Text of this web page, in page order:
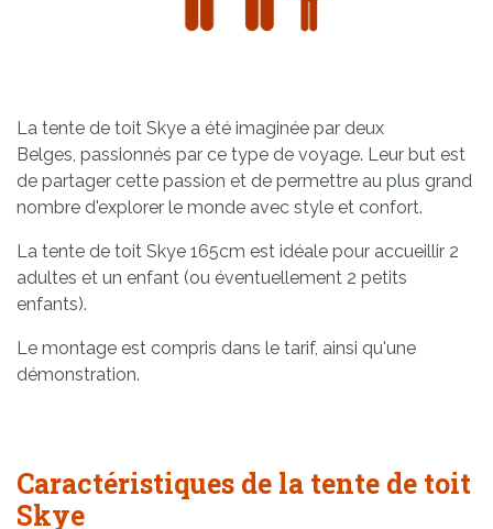
La tente de toit Skye a été imaginée par deux
Belges, passionnés par ce type de voyage. Leur but est
de partager cette passion et de permettre au plus grand
nombre d'explorer le monde avec style et confort.
La tente de toit Skye 165cm est idéale pour accueillir 2
adultes et un enfant (ou éventuellement 2 petits
enfants).
Le montage est compris dans le tarif, ainsi qu'une
démonstration.
Caractéristiques de la tente de toit
Skye